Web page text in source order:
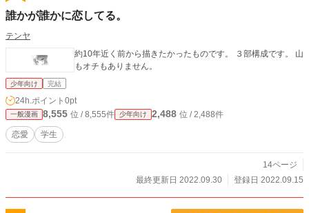
誰かが誰かに恋してる。
テンヤ
約10年近く前から描きたかったものです。 ３部構成です。 山
もオチもありません。
少年向け 完結
24h.ポイント 0pt
一般漫画 8,555 位 / 8,555件 少年向け 2,488 位 / 2,488件
恋愛 学生
14ページ
最終更新日 2022.09.30
登録日 2022.09.15